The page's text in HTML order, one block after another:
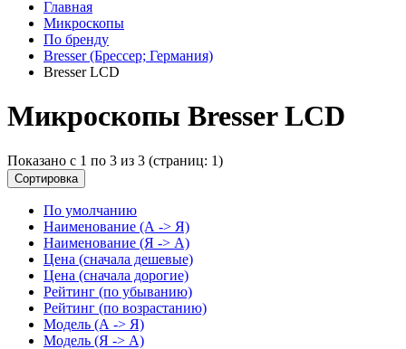
Главная
Микроскопы
По бренду
Bresser (Брессер; Германия)
Bresser LCD
Микроскопы Bresser LCD
Показано с 1 по 3 из 3 (страниц: 1)
Сортировка
По умолчанию
Наименование (А -> Я)
Наименование (Я -> А)
Цена (сначала дешевые)
Цена (сначала дорогие)
Рейтинг (по убыванию)
Рейтинг (по возрастанию)
Модель (А -> Я)
Модель (Я -> А)